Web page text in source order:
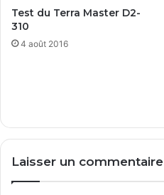
Test du Terra Master D2-
310
4 août 2016
Laisser un commentaire